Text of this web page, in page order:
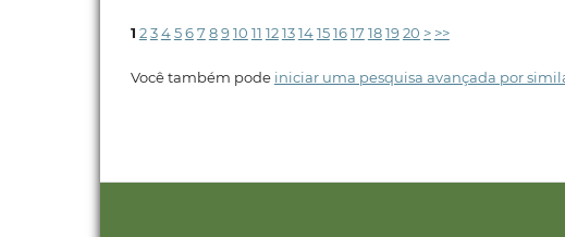
1 234567 8910 11 121314151617 181920 > >>
Você também pode iniciar uma pesquisa avançada por